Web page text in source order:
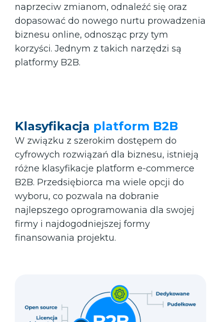
naprzeciw zmianom, odnaleźć się oraz
dopasować do nowego nurtu prowadzenia
biznesu online, odnosząc przy tym
korzyści. Jednym z takich narzędzi są
platformy B2B.
Klasyfikacja platform B2B
W związku z szerokim dostępem do
cyfrowych rozwiązań dla biznesu, istnieją
różne klasyfikacje platform e-commerce
B2B. Przedsiębiorca ma wiele opcji do
wyboru, co pozwala na dobranie
najlepszego oprogramowania dla swojej
firmy i najdogodniejszej formy
finansowania projektu.